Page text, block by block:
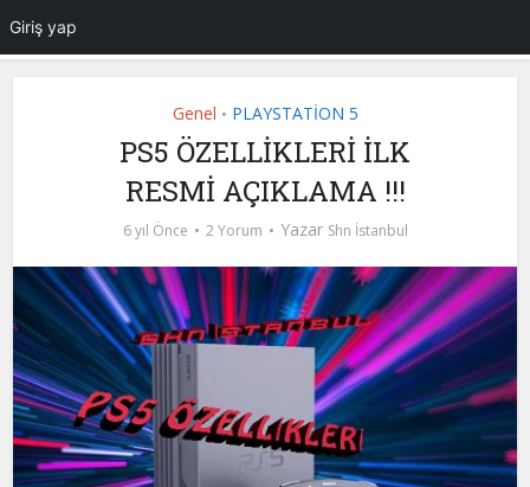
Genel • PLAYSTATİON 5
PS5 ÖZELLİKLERİ İLK
RESMİ AÇIKLAMA !!!
6 yıl Önce 2 Yorum Yazar Shn İstanbul
Giriş yap